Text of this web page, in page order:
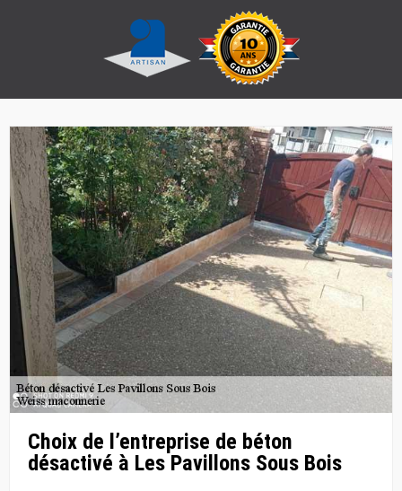
Choix de l’entreprise de béton
désactivé à Les Pavillons Sous Bois